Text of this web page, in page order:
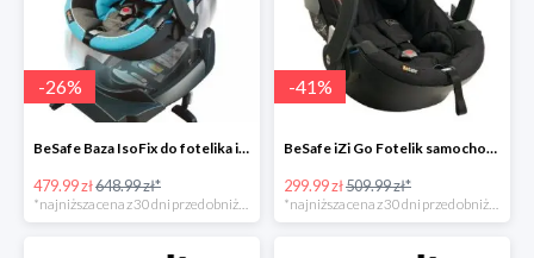
-26%
BeSafe Baza IsoFix do fotelika iZi Go -26%
479.99 zł648.99 zł*
*najniższa cena z 30 dni przed obniżką
-41%
BeSafe iZi Go Fotelik samochodowy, 0-13 kg, Czarny Cab -41%
299.99 zł509.99 zł*
*najniższa cena z 30 dni przed obniżką